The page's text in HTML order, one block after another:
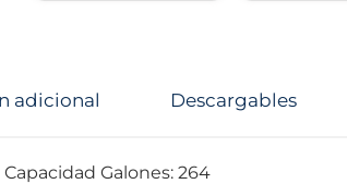
adicional Descargables
Capacidad Galones: 264